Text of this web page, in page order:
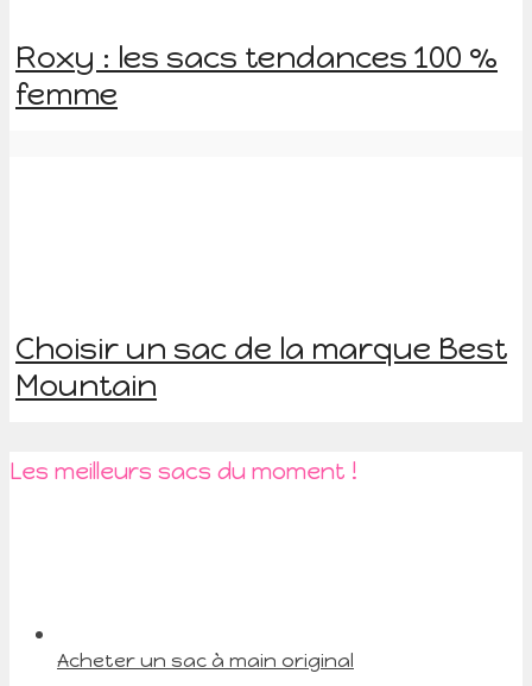
Roxy : les sacs tendances 100 %
femme
Choisir un sac de la marque Best
Mountain
Les meilleurs sacs du moment !
Acheter un sac à main original